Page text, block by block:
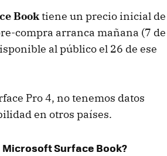
Booktiene un precio inicial de
compra arranca mañana (7 de
al público el 26 de ese
Pro 4, no tenemos datos
en otros países.
Microsoft Surface Book?